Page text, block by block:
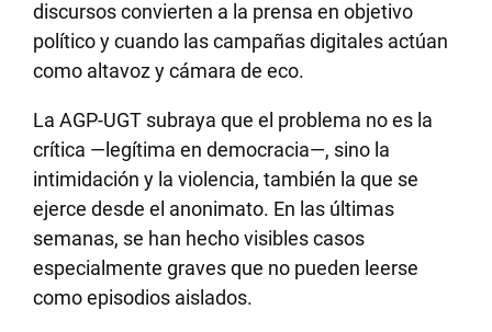
discursos convierten a la prensa en objetivo
político y cuando las campañas digitales actúan
como altavoz y cámara de eco.
La AGP-UGT subraya que el problema no es la
crítica —legítima en democracia—, sino la
intimidación y la violencia, también la que se
ejerce desde el anonimato. En las últimas
semanas, se han hecho visibles casos
especialmente graves que no pueden leerse
como episodios aislados.